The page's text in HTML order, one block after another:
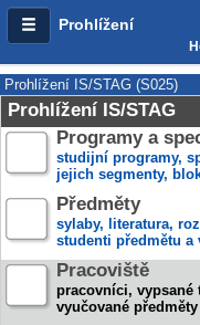
Prohlížení
Prohlížení IS/STAG (S025)
Prohlížení IS/STAG
Programy a
studijní programy,
jejich segmenty,
Předměty
sylaby, literatura,
studenti předmětu a
Pracoviště
pracovníci, vypsané
vyučované